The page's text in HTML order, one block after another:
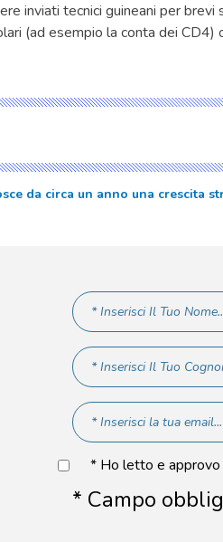
inviati tecnici guineani per
(ad esempio la conta dei
da circa un anno una crescita
* Ho letto e approvo
* Campo